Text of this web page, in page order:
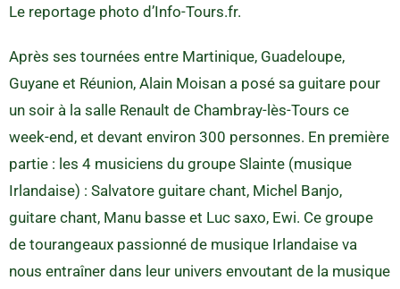
Le reportage photo d’Info-Tours.fr.
Après ses tournées entre Martinique, Guadeloupe,
Guyane et Réunion, Alain Moisan a posé sa guitare pour
un soir à la salle Renault de Chambray-lès-Tours ce
week-end, et devant environ 300 personnes. En première
partie : les 4 musiciens du groupe Slainte (musique
Irlandaise) : Salvatore guitare chant, Michel Banjo,
guitare chant, Manu basse et Luc saxo, Ewi. Ce groupe
de tourangeaux passionné de musique Irlandaise va
nous entraîner dans leur univers envoutant de la musique